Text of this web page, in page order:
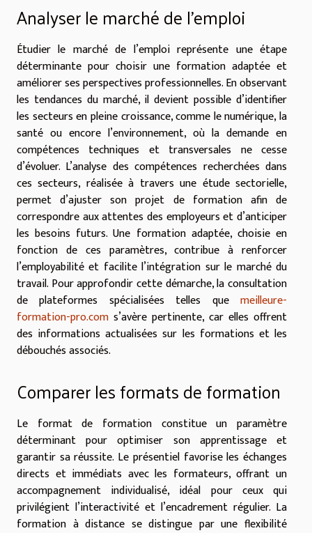
Analyser le marché de l’emploi
Étudier le marché de l’emploi représente une étape
déterminante pour choisir une formation adaptée et
améliorer ses perspectives professionnelles. En observant
les tendances du marché, il devient possible d’identifier
les secteurs en pleine croissance, comme le numérique, la
santé ou encore l’environnement, où la demande en
compétences techniques et transversales ne cesse
d’évoluer. L’analyse des compétences recherchées dans
ces secteurs, réalisée à travers une étude sectorielle,
permet d’ajuster son projet de formation afin de
correspondre aux attentes des employeurs et d’anticiper
les besoins futurs. Une formation adaptée, choisie en
fonction de ces paramètres, contribue à renforcer
l’employabilité et facilite l’intégration sur le marché du
travail. Pour approfondir cette démarche, la consultation
de plateformes spécialisées telles que meilleure-
formation-pro.com s’avère pertinente, car elles offrent
des informations actualisées sur les formations et les
débouchés associés.
Comparer les formats de formation
Le format de formation constitue un paramètre
déterminant pour optimiser son apprentissage et
garantir sa réussite. Le présentiel favorise les échanges
directs et immédiats avec les formateurs, offrant un
accompagnement individualisé, idéal pour ceux qui
privilégient l’interactivité et l’encadrement régulier. La
formation à distance se distingue par une flexibilité